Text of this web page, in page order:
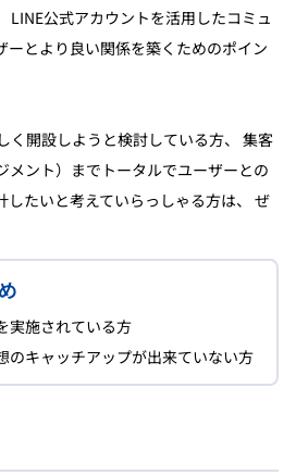
LINE公式アカウントを活用したコミュ
ーとより良い関係を築くためのポイン
く開設しようと検討している方、 集客
メント）までトータルでユーザーとの
したいと考えていらっしゃる方は、 ぜ
実施されている方
のキャッチアップが出来ていない方